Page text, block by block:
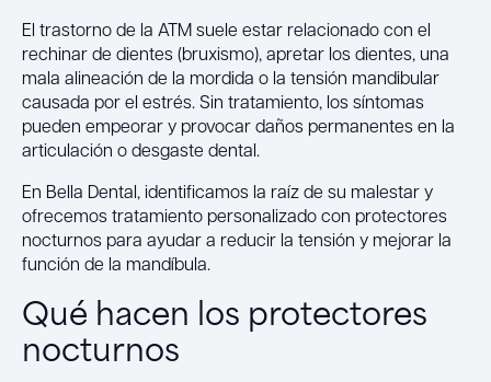
El trastorno de la ATM suele estar relacionado con el
rechinar de dientes (bruxismo), apretar los dientes, una
mala alineación de la mordida o la tensión mandibular
causada por el estrés. Sin tratamiento, los síntomas
pueden empeorar y provocar daños permanentes en la
articulación o desgaste dental.
En Bella Dental, identificamos la raíz de su malestar y
ofrecemos tratamiento personalizado con protectores
nocturnos para ayudar a reducir la tensión y mejorar la
función de la mandíbula.
Qué hacen los protectores
nocturnos